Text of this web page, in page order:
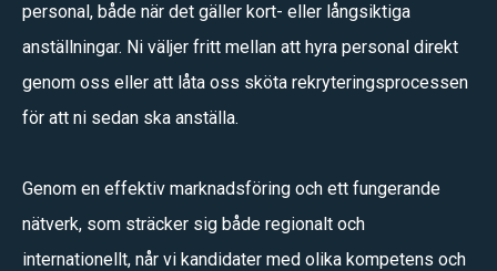
personal, både när det gäller kort- eller långsiktiga
anställningar. Ni väljer fritt mellan att hyra personal direkt
genom oss eller att låta oss sköta rekryteringsprocessen
för att ni sedan ska anställa.
Genom en effektiv marknadsföring och ett fungerande
nätverk, som sträcker sig både regionalt och
internationellt, når vi kandidater med olika kompetens och